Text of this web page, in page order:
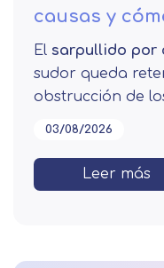
causas y
El sarpullido por
sudor queda
obstrucción de
03/08/2026
Leer más